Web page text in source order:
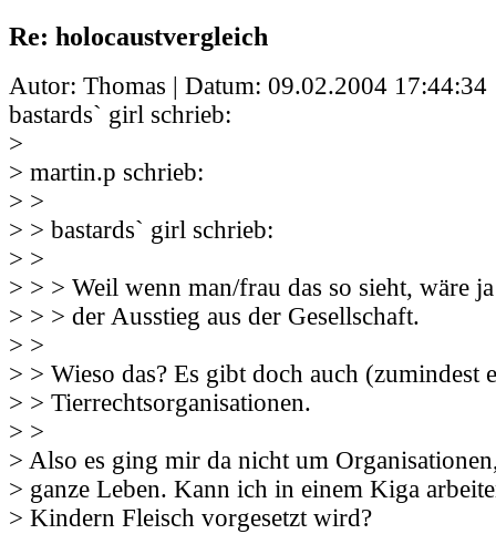
Re: holocaustvergleich
Autor: Thomas | Datum: 09.02.2004 17:44:34
bastards` girl schrieb:
>
> martin.p schrieb:
> >
> > bastards` girl schrieb:
> >
> > > Weil wenn man/frau das so sieht, wäre
> > > der Ausstieg aus der Gesellschaft.
> >
> > Wieso das? Es gibt doch auch (zumindest
> > Tierrechtsorganisationen.
> >
> Also es ging mir da nicht um
> ganze Leben. Kann ich in einem Kiga
> Kindern Fleisch vorgesetzt wird?